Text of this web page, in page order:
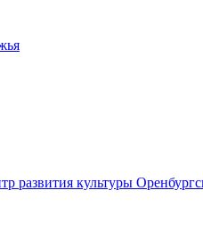
развития культуры